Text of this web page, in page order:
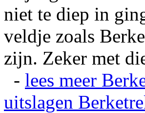
niet te diep in
veldje zoals
zijn. Zeker met
- lees meer
uitslagen